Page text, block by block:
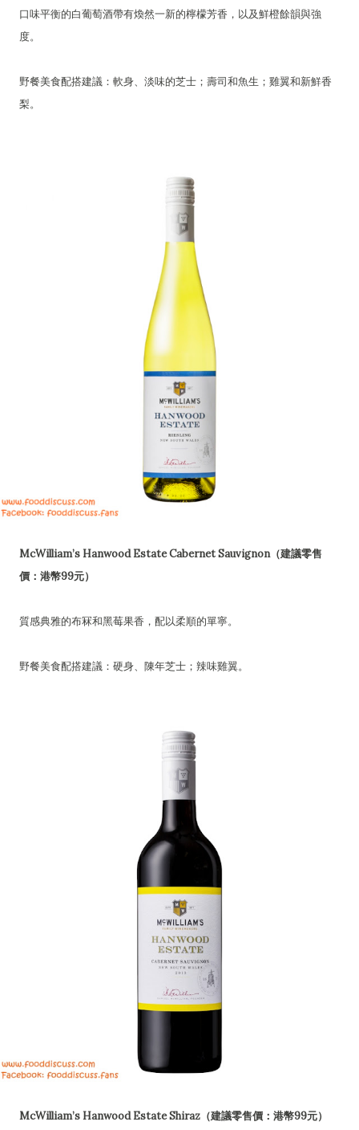
口味平衡的白葡萄酒帶有煥然一新的檸檬芳香，以及鮮橙餘韻與強
度。
野餐美食配搭建議：軟身、淡味的芝士；壽司和魚生；雞翼和新鮮香
梨。
McWilliam’s Hanwood Estate Cabernet Sauvignon（建議零售
價：港幣99元）
質感典雅的布冧和黑莓果香，配以柔順的單寧。
野餐美食配搭建議：硬身、陳年芝士；辣味雞翼。
McWilliam’s Hanwood Estate Shiraz（建議零售價：港幣99元）